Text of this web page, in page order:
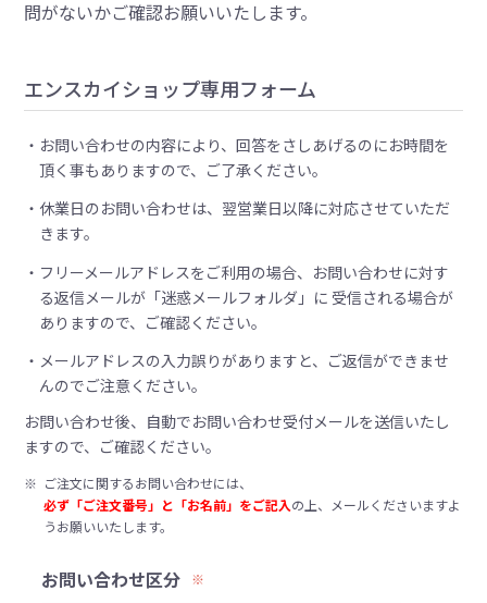
問がないかご確認お願いいたします。
エンスカイショップ専用フォーム
お問い合わせの内容により、回答をさしあげるのにお時間を
頂く事もありますので、ご了承ください。
休業日のお問い合わせは、翌営業日以降に対応させていただ
きます。
フリーメールアドレスをご利用の場合、お問い合わせに対す
る返信メールが「迷惑メールフォルダ」に 受信される場合が
ありますので、ご確認ください。
メールアドレスの入力誤りがありますと、ご返信ができませ
んのでご注意ください。
お問い合わせ後、自動でお問い合わせ受付メールを送信いたし
ますので、ご確認ください。
※ ご注文に関するお問い合わせには、
必ず「ご注文番号」と「お名前」をご記入の上、メールくださいますよ
うお願いいたします。
お問い合わせ区分 ※